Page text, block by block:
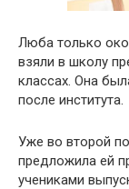
Люба только
взяли в школу
классах. Она
после института.
Уже во второй
предложила ей
учениками